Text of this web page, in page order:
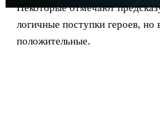
Некоторые отмечают
логичные поступки героев, но
положительные.